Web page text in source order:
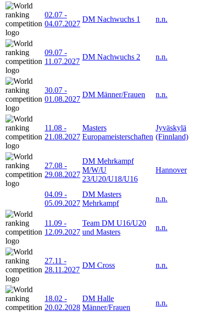
02.07 -
04.07.2027
DM Nachwuchs 1 n.n.
09.07 -
11.07.2027
DM Nachwuchs 2 n.n.
30.07 -
01.08.2027
DM Männer/Frauen n.n.
11.08 -
21.08.2027
Masters
Europameisterschaften
Jyväskylä
(Finnland)
27.08 -
29.08.2027
DM Mehrkampf
M/W/U
23/U20/U18/U16
Hannover
04.09 -
05.09.2027
DM Masters
Mehrkampf
n.n.
11.09 -
12.09.2027
Team DM U16/U20
und Masters
n.n.
27.11 -
28.11.2027
DM Cross n.n.
18.02 -
20.02.2028
DM Halle
Männer/Frauen
n.n.